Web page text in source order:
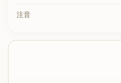
注音